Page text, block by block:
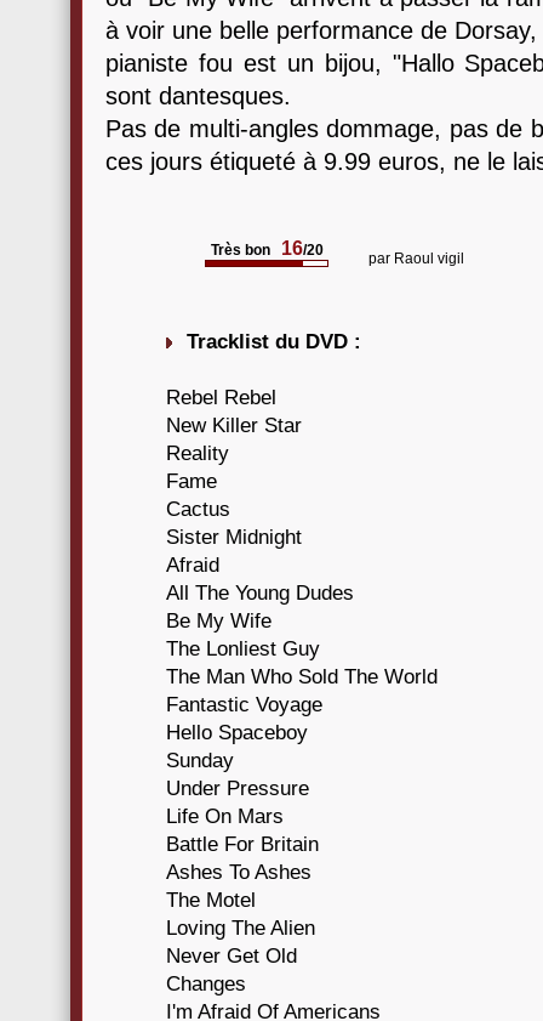
à voir une belle performance de
pianiste fou est un bijou, "Hallo
sont dantesques.
Pas de multi-angles dommage, pas de
ces jours étiqueté à 9.99 euros, ne le
Très bon 16/20 par Raoul vigil
Tracklist du DVD :
Rebel Rebel
New Killer Star
Reality
Fame
Cactus
Sister Midnight
Afraid
All The Young Dudes
Be My Wife
The Lonliest Guy
The Man Who Sold The World
Fantastic Voyage
Hello Spaceboy
Sunday
Under Pressure
Life On Mars
Battle For Britain
Ashes To Ashes
The Motel
Loving The Alien
Never Get Old
Changes
I'm Afraid Of Americans